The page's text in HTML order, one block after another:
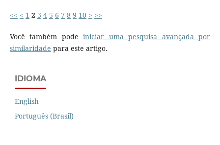
<< < 1 2 3 4 5 6 7 8 9 10 > >>
Você também podeiniciar uma pesquisa avançada por
similaridade para este artigo.
IDIOMA
English
Português (Brasil)